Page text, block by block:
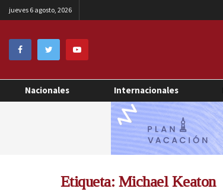
jueves 6 agosto, 2026
Nacionales Internacionales
Etiqueta: Michael Keaton